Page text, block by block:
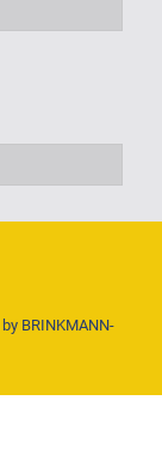
BRINKMANN-